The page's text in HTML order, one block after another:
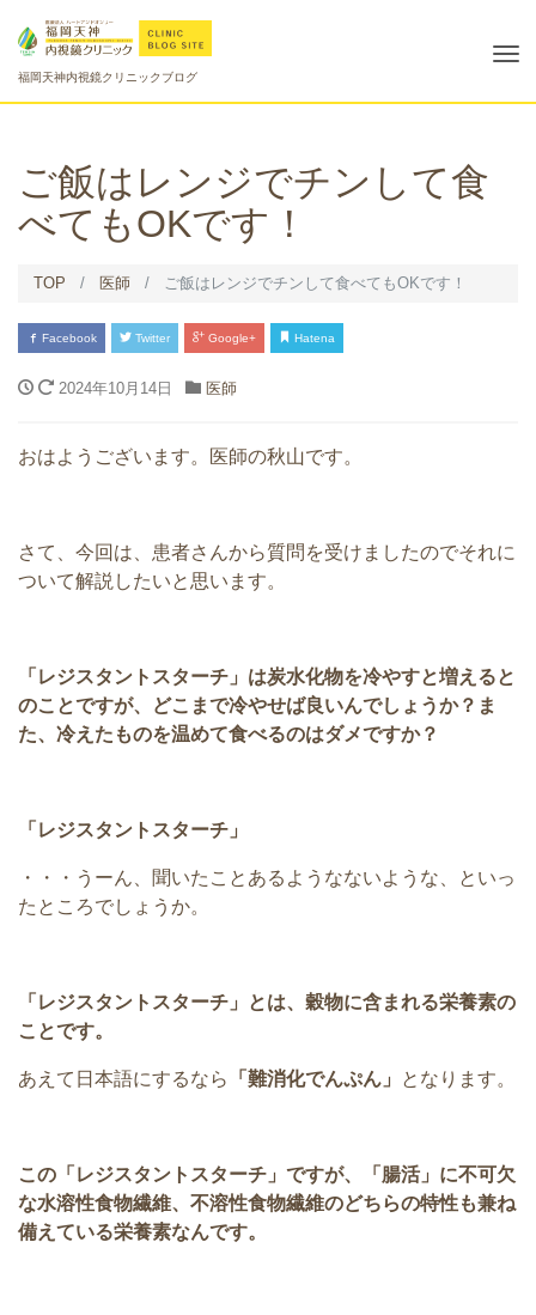
福岡天神内視鏡クリニックブログ
ご飯はレンジでチンして食
べてもOKです！
TOP 医師 ご飯はレンジでチンして食べてもOKです！
Facebook Twitter Google+ Hatena
2024年10月14日 医師
おはようございます。医師の秋山です。
さて、今回は、患者さんから質問を受けましたのでそれに
ついて解説したいと思います。
「レジスタントスターチ」は炭水化物を冷やすと増えると
のことですが、どこまで冷やせば良いんでしょうか？ま
た、冷えたものを温めて食べるのはダメですか？
「レジスタントスターチ」
・・・うーん、聞いたことあるようなないような、といっ
たところでしょうか。
「レジスタントスターチ」とは、穀物に含まれる栄養素の
ことです。
あえて日本語にするなら 「難消化でんぷん」 となります。
この「レジスタントスターチ」ですが、「腸活」に不可欠
な水溶性食物繊維、不溶性食物繊維のどちらの特性も兼ね
備えている栄養素なんです。